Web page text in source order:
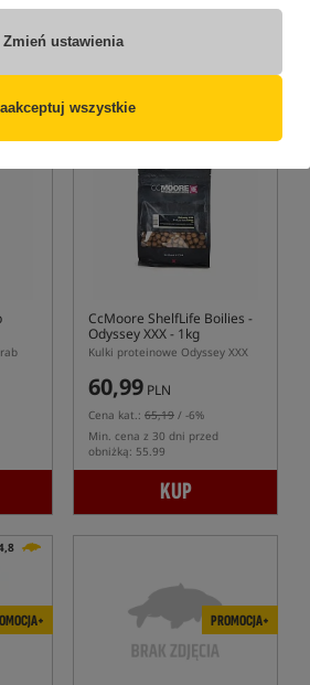
Zmień ustawienia
wszystkie
Cena kat.:65,19/ -6%
Min. cena z 30 dni przed
obniżką: 53.99
4,9
CcMoore ShelfLife Boilies -
Odyssey XXX - 1kg
Kulki proteinowe Odyssey XXX
60,99 PLN
Cena kat.: 65,19 / -6%
Min. cena z 30 dni przed
obniżką: 55.99
KUP
PROMOCJA+